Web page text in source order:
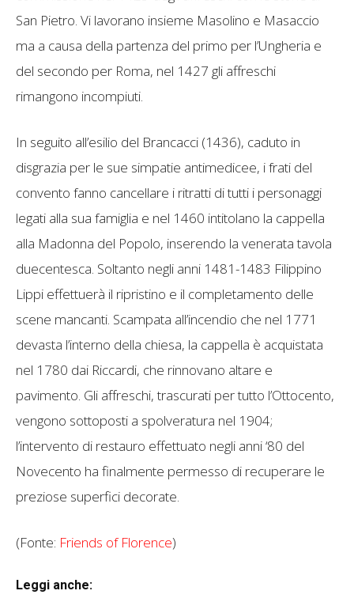
San Pietro. Vi lavorano insieme Masolino e Masaccio
ma a causa della partenza del primo per l’Ungheria e
del secondo per Roma, nel 1427 gli affreschi
rimangono incompiuti.
In seguito all’esilio del Brancacci (1436), caduto in
disgrazia per le sue simpatie antimedicee, i frati del
convento fanno cancellare i ritratti di tutti i personaggi
legati alla sua famiglia e nel 1460 intitolano la cappella
alla Madonna del Popolo, inserendo la venerata tavola
duecentesca. Soltanto negli anni 1481-1483 Filippino
Lippi effettuerà il ripristino e il completamento delle
scene mancanti. Scampata all’incendio che nel 1771
devasta l’interno della chiesa, la cappella è acquistata
nel 1780 dai Riccardi, che rinnovano altare e
pavimento. Gli affreschi, trascurati per tutto l’Ottocento,
vengono sottoposti a spolveratura nel 1904;
l’intervento di restauro effettuato negli anni ‘80 del
Novecento ha finalmente permesso di recuperare le
preziose superfici decorate.
(Fonte: Friends of Florence)
Leggi anche: